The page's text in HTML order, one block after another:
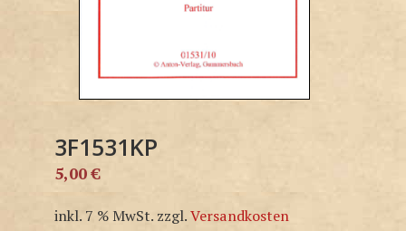
3F1531KP
5,00€
inkl. 7 % MwSt. zzgl.Versandkosten